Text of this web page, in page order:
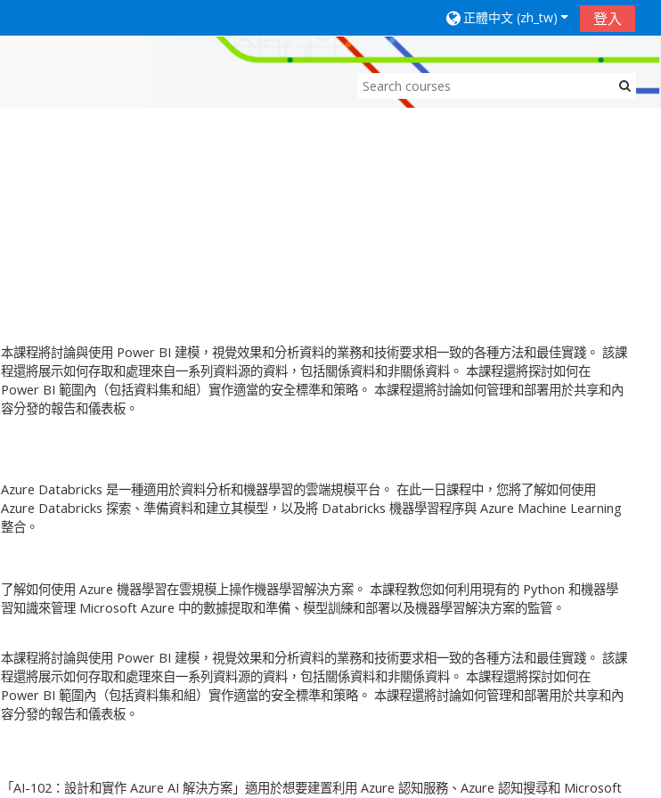
正體中文 ‎(zh_tw)‎ 登入
本課程將討論與使用 Power BI 建模，視覺效果和分析資料的業務和技術要求相一致的各種方法和最佳實踐。 該課
程還將展示如何存取和處理來自一系列資料源的資料，包括關係資料和非關係資料。 本課程還將探討如何在
Power BI 範圍內（包括資料集和組）實作適當的安全標準和策略。 本課程還將討論如何管理和部署用於共享和內
容分發的報告和儀表板。
Azure Databricks 是一種適用於資料分析和機器學習的雲端規模平台。 在此一日課程中，您將了解如何使用
Azure Databricks 探索、準備資料和建立其模型，以及將 Databricks 機器學習程序與 Azure Machine Learning
整合。
了解如何使用 Azure 機器學習在雲規模上操作機器學習解決方案。 本課程教您如何利用現有的 Python 和機器學
習知識來管理 Microsoft Azure 中的數據提取和準備、模型訓練和部署以及機器學習解決方案的監管。
本課程將討論與使用 Power BI 建模，視覺效果和分析資料的業務和技術要求相一致的各種方法和最佳實踐。 該課
程還將展示如何存取和處理來自一系列資料源的資料，包括關係資料和非關係資料。 本課程還將探討如何在
Power BI 範圍內（包括資料集和組）實作適當的安全標準和策略。 本課程還將討論如何管理和部署用於共享和內
容分發的報告和儀表板。
「AI-102：設計和實作 Azure AI 解決方案」適用於想要建置利用 Azure 認知服務、Azure 認知搜尋和 Microsoft